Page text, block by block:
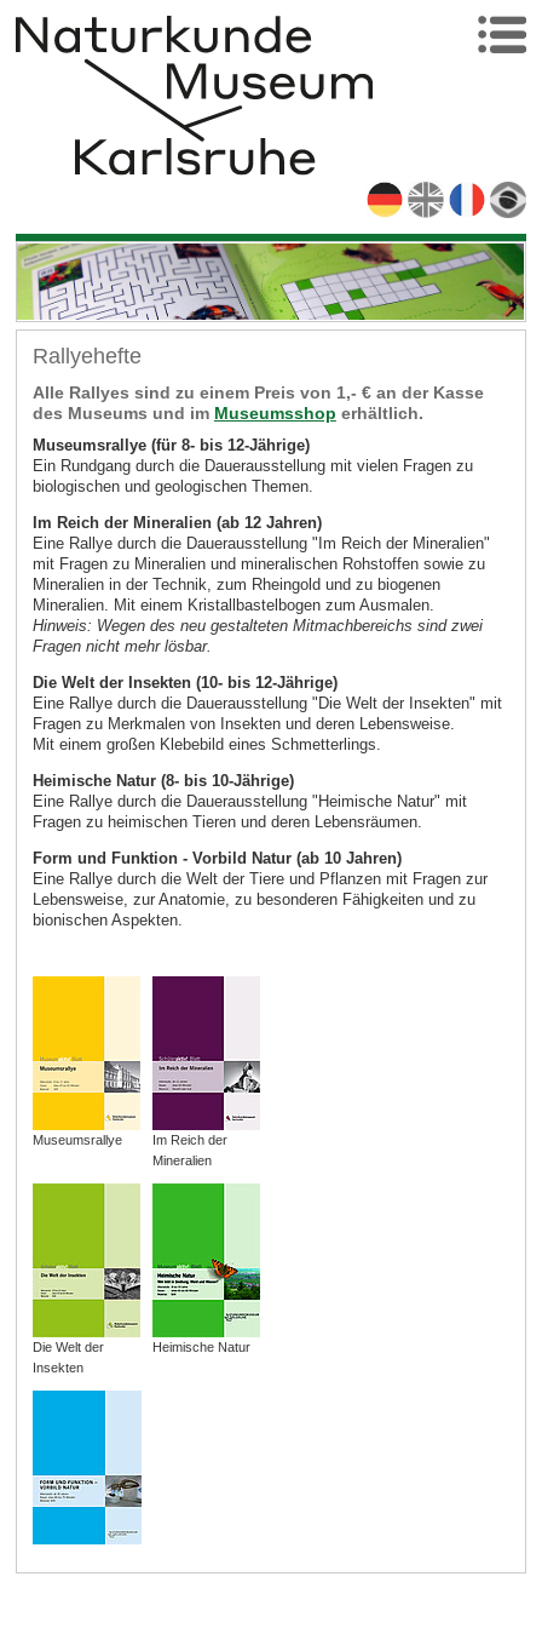
Rallyehefte
Alle Rallyes sind zu einem Preis von 1,- € an der Kasse
des Museums und im Museumsshop erhältlich.
Museumsrallye (für 8- bis 12-Jährige)
Ein Rundgang durch die Dauerausstellung mit vielen Fragen zu
biologischen und geologischen Themen.
Im Reich der Mineralien (ab 12 Jahren)
Eine Rallye durch die Dauerausstellung "Im Reich der Mineralien"
mit Fragen zu Mineralien und mineralischen Rohstoffen sowie zu
Mineralien in der Technik, zum Rheingold und zu biogenen
Mineralien. Mit einem Kristallbastelbogen zum Ausmalen.
Hinweis: Wegen des neu gestalteten Mitmachbereichs sind zwei
Fragen nicht mehr lösbar.
Die Welt der Insekten (10- bis 12-Jährige)
Eine Rallye durch die Dauerausstellung "Die Welt der Insekten" mit
Fragen zu Merkmalen von Insekten und deren Lebensweise.
Mit einem großen Klebebild eines Schmetterlings.
Heimische Natur (8- bis 10-Jährige)
Eine Rallye durch die Dauerausstellung "Heimische Natur" mit
Fragen zu heimischen Tieren und deren Lebensräumen.
Form und Funktion - Vorbild Natur (ab 10 Jahren)
Eine Rallye durch die Welt der Tiere und Pflanzen mit Fragen zur
Lebensweise, zur Anatomie, zu besonderen Fähigkeiten und zu
bionischen Aspekten.
Museumsrallye
Im Reich der
Mineralien
Die Welt der
Insekten
Heimische Natur